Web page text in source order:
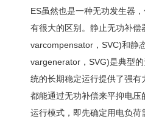
ES虽然也是一种无功发生器
有很大的区别。静止无功补偿
varcompensator，SVC)和静
vargenerator，SVG)是典型
统的长期稳定运行提供了强有
都能通过无功补偿来平抑电
运行模式，即先确定用电负